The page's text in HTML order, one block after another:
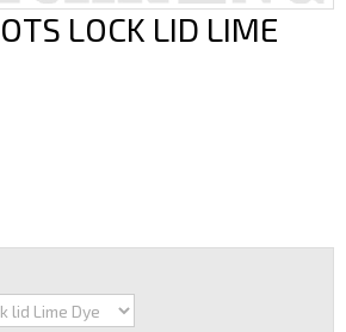
LOCK LID LIME